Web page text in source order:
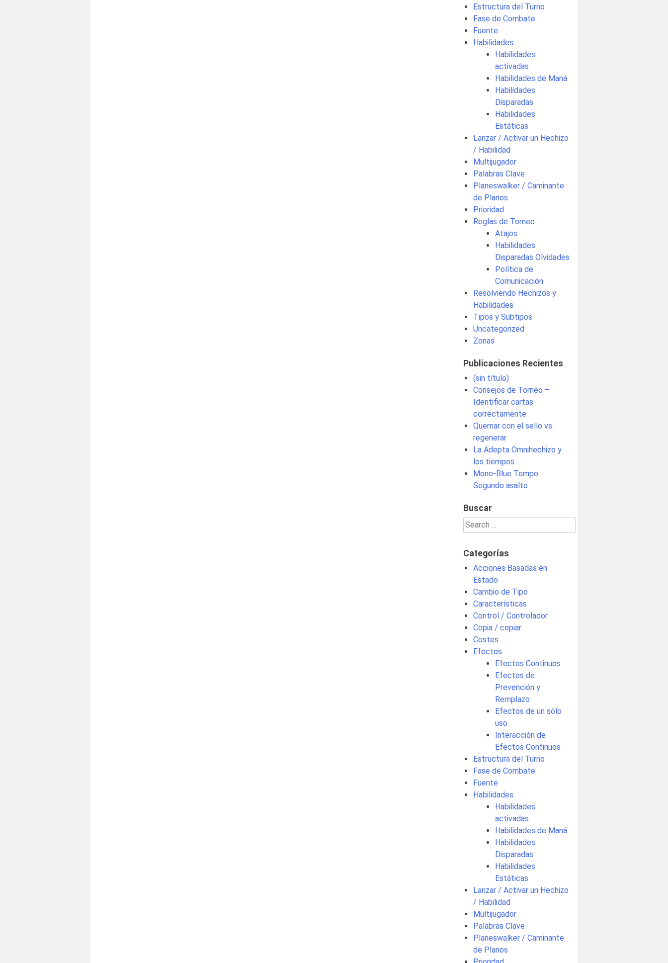
Estructura del Turno
Fase de Combate
Fuente
Habilidades
Habilidades
activadas
Habilidades de Maná
Habilidades
Disparadas
Habilidades
Estáticas
Lanzar / Activar un Hechizo
/ Habilidad
Multijugador
Palabras Clave
Planeswalker / Caminante
de Planos
Prioridad
Reglas de Torneo
Atajos
Habilidades
Disparadas Olvidades
Política de
Comunicación
Resolviendo Hechizos y
Habilidades
Tipos y Subtipos
Uncategorized
Zonas
Publicaciones Recientes
(sin título)
Consejos de Torneo –
Identificar cartas
correctamente
Quemar con el sello vs.
regenerar
La Adepta Omnihechizo y
los tiempos
Mono-Blue Tempo:
Segundo asalto
Buscar
Search
for:
Categorías
Acciones Basadas en
Estado
Cambio de Tipo
Características
Control / Controlador
Copia / copiar
Costes
Efectos
Efectos Continuos
Efectos de
Prevención y
Remplazo
Efectos de un sólo
uso
Interacción de
Efectos Continuos
Estructura del Turno
Fase de Combate
Fuente
Habilidades
Habilidades
activadas
Habilidades de Maná
Habilidades
Disparadas
Habilidades
Estáticas
Lanzar / Activar un Hechizo
/ Habilidad
Multijugador
Palabras Clave
Planeswalker / Caminante
de Planos